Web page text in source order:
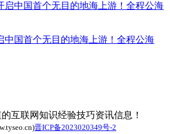
中国首个无目的地海上游！全程公海
互联网知识经验技巧资讯信息！
晋ICP备2023020349号-2